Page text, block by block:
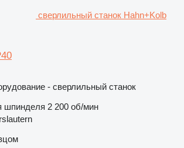
сверлильный станок Hahn+Kolb
- сверлильный станок
шпинделя 2 200 об/мин